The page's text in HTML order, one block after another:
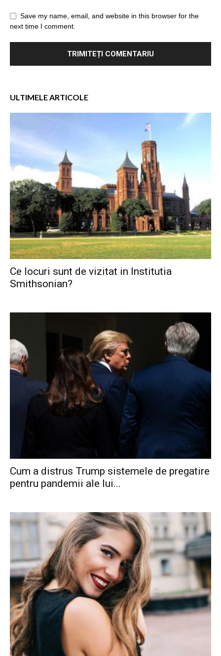
Save my name, email, and website in this browser for the
next time I comment.
ULTIMELE ARTICOLE
Ce locuri sunt de vizitat in Institutia
Smithsonian?
Cum a distrus Trump sistemele de pregatire
pentru pandemii ale lui...